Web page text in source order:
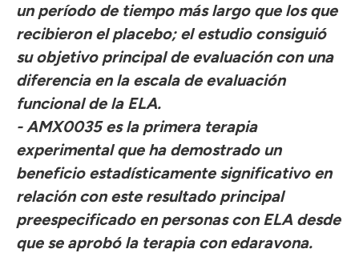
un período de tiempo más largo que los que
recibieron el placebo; el estudio consiguió
su objetivo principal de evaluación con una
diferencia en la escala de evaluación
funcional de la ELA.
- AMX0035 es la primera terapia
experimental que ha demostrado un
beneficio estadísticamente significativo en
relación con este resultado principal
preespecificado en personas con ELA desde
que se aprobó la terapia con edaravona.